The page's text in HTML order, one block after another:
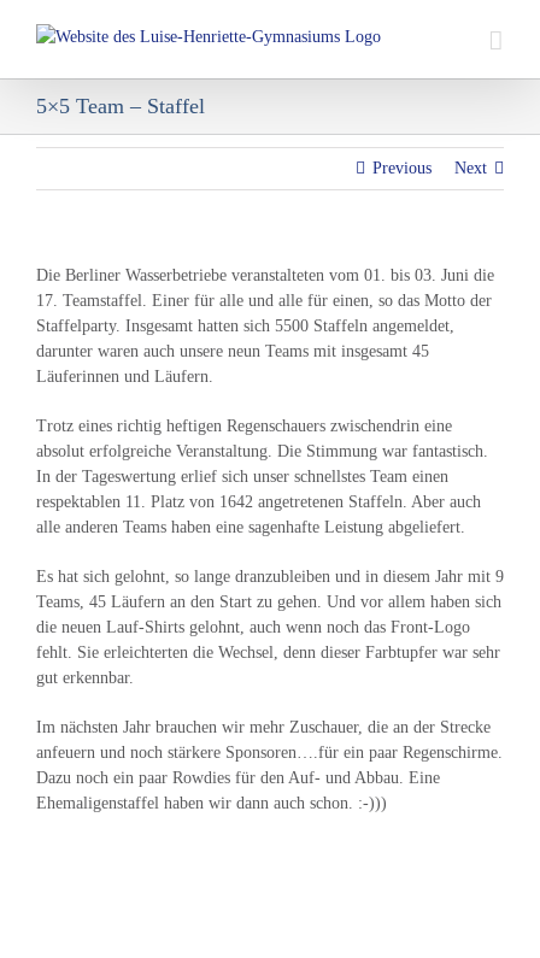
5×5 Team – Staffel
Previous Next
Die Berliner Wasserbetriebe veranstalteten vom 01. bis 03. Juni die
17. Teamstaffel. Einer für alle und alle für einen, so das Motto der
Staffelparty. Insgesamt hatten sich 5500 Staffeln angemeldet,
darunter waren auch unsere neun Teams mit insgesamt 45
Läuferinnen und Läufern.
Trotz eines richtig heftigen Regenschauers zwischendrin eine
absolut erfolgreiche Veranstaltung. Die Stimmung war fantastisch.
In der Tageswertung erlief sich unser schnellstes Team einen
respektablen 11. Platz von 1642 angetretenen Staffeln. Aber auch
alle anderen Teams haben eine sagenhafte Leistung abgeliefert.
Es hat sich gelohnt, so lange dranzubleiben und in diesem Jahr mit 9
Teams, 45 Läufern an den Start zu gehen. Und vor allem haben sich
die neuen Lauf-Shirts gelohnt, auch wenn noch das Front-Logo
fehlt. Sie erleichterten die Wechsel, denn dieser Farbtupfer war sehr
gut erkennbar.
Im nächsten Jahr brauchen wir mehr Zuschauer, die an der Strecke
anfeuern und noch stärkere Sponsoren….für ein paar Regenschirme.
Dazu noch ein paar Rowdies für den Auf- und Abbau. Eine
Ehemaligenstaffel haben wir dann auch schon. :-)))